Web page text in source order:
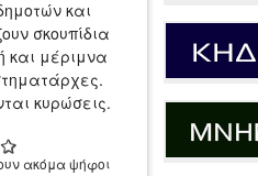
και
σκουπίδια
και μέριμνα
κυρώσεις.
ακόμα ψήφοι